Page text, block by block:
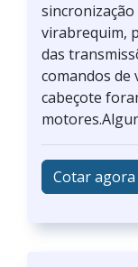
sincronização
virabrequim,
das
comandos de
cabeçote
Cotar agora